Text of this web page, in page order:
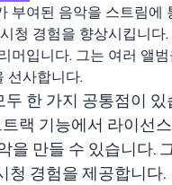
부여된 음악을 스트림에
청 경험을 향상시킵니다.
입니다. 그는 여러 앨
선사합니다.
한 가지 공통점이 있
랙 기능에서 라이선
을 만들 수 있습니다.
청 경험을 제공합니다.